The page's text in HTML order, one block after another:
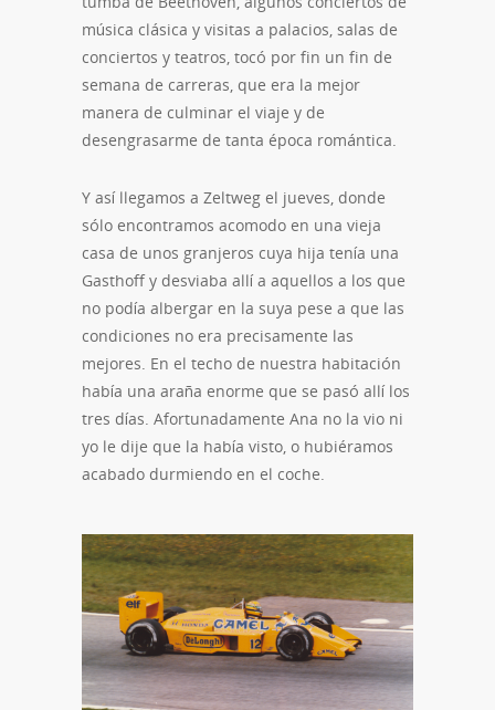
música clásica y visitas a palacios, salas de
conciertos y teatros, tocó por fin un fin de
semana de carreras, que era la mejor
manera de culminar el viaje y de
desengrasarme de tanta época romántica.
Y así llegamos a Zeltweg el jueves, donde
sólo encontramos acomodo en una vieja
casa de unos granjeros cuya hija tenía una
Gasthoff y desviaba allí a aquellos a los que
no podía albergar en la suya pese a que las
condiciones no era precisamente las
mejores. En el techo de nuestra habitación
había una araña enorme que se pasó allí los
tres días. Afortunadamente Ana no la vio ni
yo le dije que la había visto, o hubiéramos
acabado durmiendo en el coche.